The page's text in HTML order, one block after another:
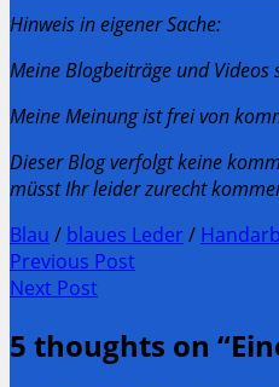
Hinweis in eigener Sache:
Meine Blogbeiträge und
Meine Meinung ist frei von
Dieser Blog verfolgt keine
müsst Ihr leider zurecht
Blau / blaues Leder /
Post
navigation
Previous Post
Previous
Next Post
Post:
5 thoughts on “